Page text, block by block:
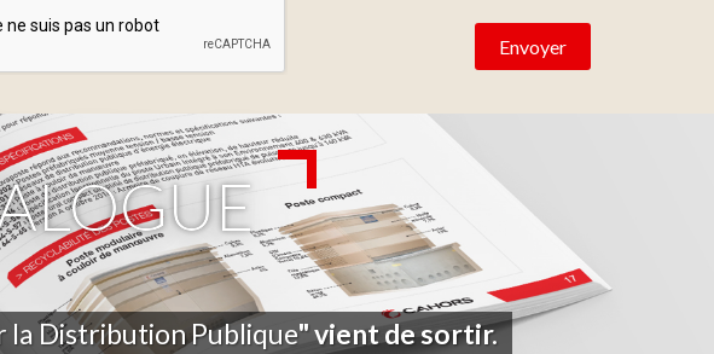
la Distribution Publique" vient de sortir.